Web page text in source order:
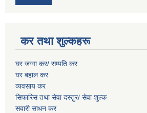
कर तथा शुल्कहरू
घर जग्गा कर/ सम्पति कर
घर बहाल कर
व्यवसाय कर
सिफारिस तथा सेवा दस्तुर/ सेवा शुल्क
सवारी साधन कर